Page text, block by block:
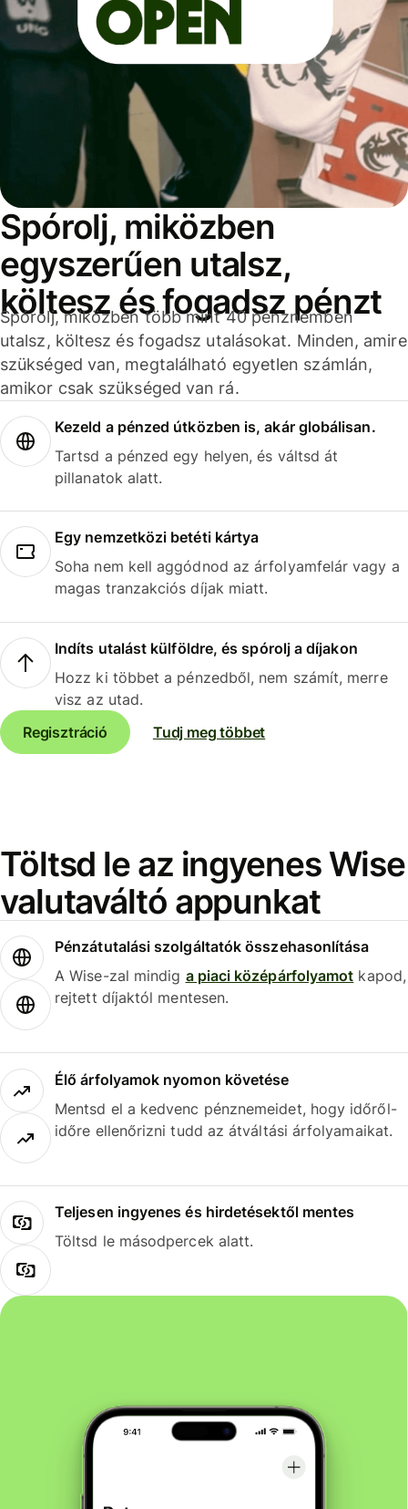
Spórolj, miközben
egyszerűen utalsz,
költesz és fogadsz pénzt
Spórolj, miközben több mint 40 pénznemben
utalsz, költesz és fogadsz utalásokat. Minden, amire
szükséged van, megtalálható egyetlen számlán,
amikor csak szükséged van rá.
Kezeld a pénzed útközben is, akár globálisan.
Tartsd a pénzed egy helyen, és váltsd át
pillanatok alatt.
Egy nemzetközi betéti kártya
Soha nem kell aggódnod az árfolyamfelár vagy a
magas tranzakciós díjak miatt.
Indíts utalást külföldre, és spórolj a díjakon
Hozz ki többet a pénzedből, nem számít, merre
visz az utad.
Regisztráció
Tudj meg többet
Töltsd le az ingyenes Wise
valutaváltó appunkat
Pénzátutalási szolgáltatók összehasonlítása
A Wise-zal mindig a piaci középárfolyamot kapod,
rejtett díjaktól mentesen.
Élő árfolyamok nyomon követése
Mentsd el a kedvenc pénznemeidet, hogy időről-
időre ellenőrizni tudd az átváltási árfolyamaikat.
Teljesen ingyenes és hirdetésektől mentes
Töltsd le másodpercek alatt.